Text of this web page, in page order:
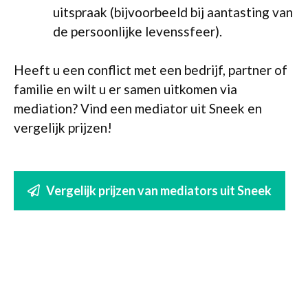
uitspraak (bijvoorbeeld bij aantasting van
de persoonlijke levenssfeer).
Heeft u een conflict met een bedrijf, partner of
familie en wilt u er samen uitkomen via
mediation? Vind een mediator uit Sneek en
vergelijk prijzen!
Vergelijk prijzen van mediators uit Sneek